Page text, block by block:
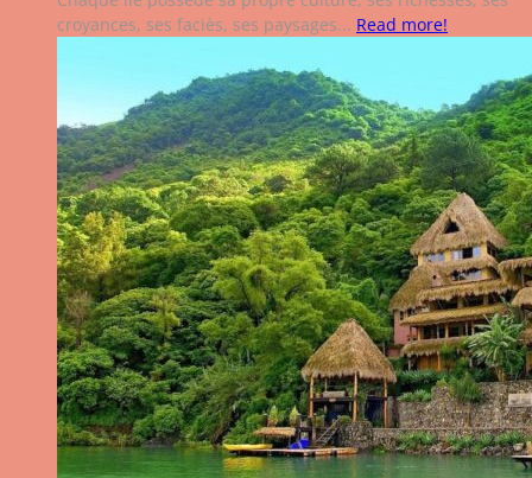
croyances, ses faciès, ses paysages... Read more!